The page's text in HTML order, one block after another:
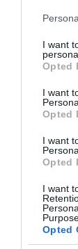
Please
not limited
grant or
use your
consent
I want
Opted
I want
Opted
I want
Opted
I want
Opted
Απ.
Η
Μ.